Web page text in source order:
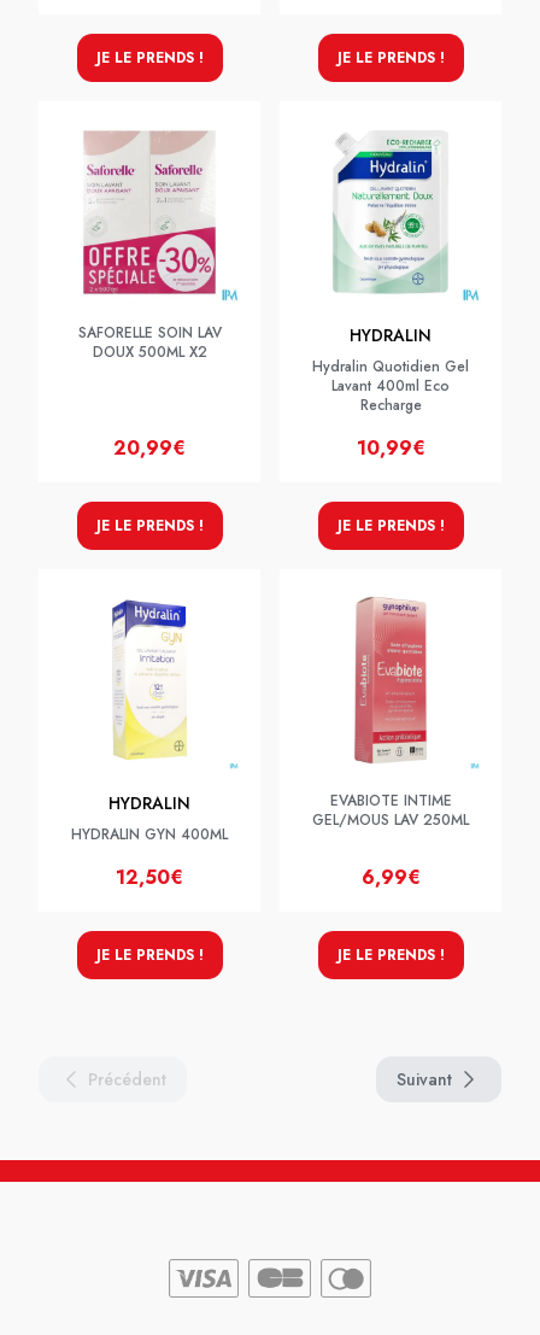
JE LE PRENDS ! JE LE PRENDS !
SAFORELLE SOIN LAV
DOUX 500ML X2
20,99€
JE LE PRENDS !
HYDRALIN
Hydralin Quotidien Gel
Lavant 400ml Eco
Recharge
10,99€
JE LE PRENDS !
HYDRALIN
HYDRALIN GYN 400ML
12,50€
JE LE PRENDS !
EVABIOTE INTIME
GEL/MOUS LAV 250ML
6,99€
JE LE PRENDS !
Précédent Suivant